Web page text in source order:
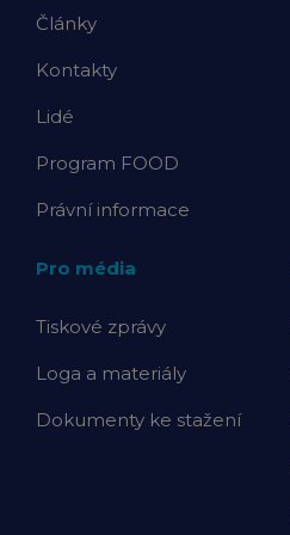
Články
Kontakty
Lidé
Program FOOD
Právní informace
Pro média
Tiskové zprávy
Loga a materiály
Dokumenty ke stažení